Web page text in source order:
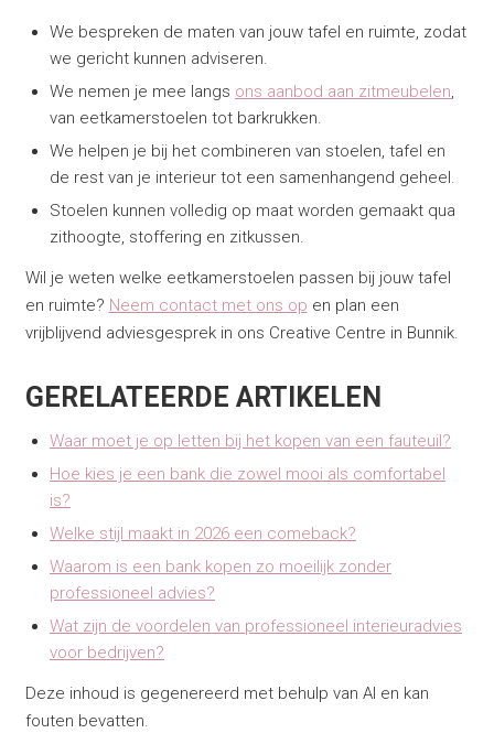
We bespreken de maten van jouw tafel en ruimte, zodat
we gericht kunnen adviseren.
We nemen je mee langs ons aanbod aan zitmeubelen,
van eetkamerstoelen tot barkrukken.
We helpen je bij het combineren van stoelen, tafel en
de rest van je interieur tot een samenhangend geheel.
Stoelen kunnen volledig op maat worden gemaakt qua
zithoogte, stoffering en zitkussen.
Wil je weten welke eetkamerstoelen passen bij jouw tafel
en ruimte? Neem contact met ons op en plan een
vrijblijvend adviesgesprek in ons Creative Centre in Bunnik.
GERELATEERDE ARTIKELEN
Waar moet je op letten bij het kopen van een fauteuil?
Hoe kies je een bank die zowel mooi als comfortabel
is?
Welke stijl maakt in 2026 een comeback?
Waarom is een bank kopen zo moeilijk zonder
professioneel advies?
Wat zijn de voordelen van professioneel interieuradvies
voor bedrijven?
Deze inhoud is gegenereerd met behulp van AI en kan
fouten bevatten.